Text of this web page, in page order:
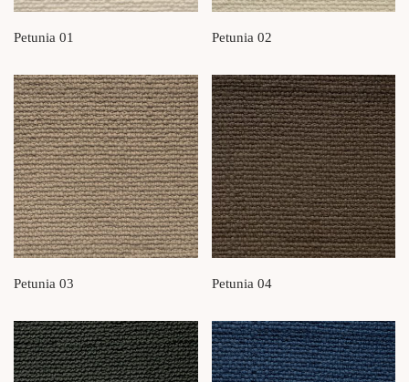
Petunia 01 Petunia 02
Petunia 03 Petunia 04